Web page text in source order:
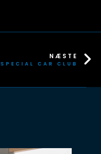
NÆSTE
SPECIAL CAR CLUB